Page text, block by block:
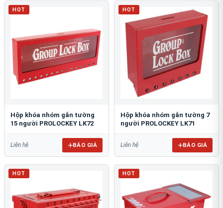
HOT
Hộp khóa nhóm gắn tường
15 người PROLOCKEY LK72
Liên hệ BÁO GIÁ
HOT
Hộp khóa nhóm gắn tường 7
người PROLOCKEY LK71
Liên hệ BÁO GIÁ
HOT HOT